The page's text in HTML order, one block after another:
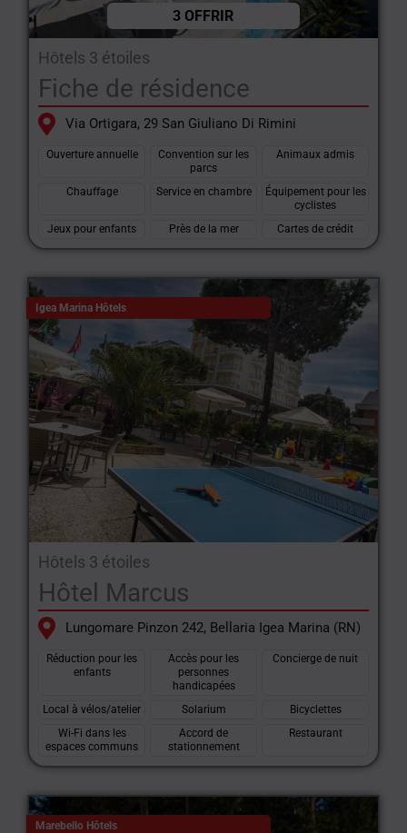
3 OFFRIR
Hôtels 3 étoiles
Fiche de résidence
Via Ortigara, 29 San Giuliano Di Rimini
Ouverture annuelle
Convention sur les
parcs
Animaux admis
Chauffage Service en chambre
Équipement pour les
cyclistes
Jeux pour enfants
Près de la mer Cartes de crédit
Igea Marina Hôtels
Hôtels 3 étoiles
Hôtel Marcus
Lungomare Pinzon 242, Bellaria Igea Marina (RN)
Réduction pour les
enfants
Accès pour les
personnes
handicapées
Concierge de nuit
Local à vélos/atelier Solarium
Bicyclettes
Wi-Fi dans les
espaces communs
Accord de
stationnement
Restaurant
Marebello Hôtels